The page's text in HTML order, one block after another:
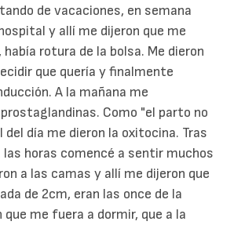
de vacaciones, en semana
y allí me dijeron que me
había rotura de la bolsa. Me dieron
que quería y finalmente
A la mañana me
Como "el parto no
del día me dieron la oxitocina. Tras
horas comencé a sentir muchos
a las camas y allí me dijeron que
de 2cm, eran las once de la
que me fuera a dormir, que a la